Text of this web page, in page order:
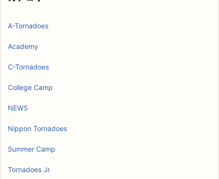
A-Tornadoes
Academy
C-Tornadoes
College Camp
NEWS
Nippon Tornadoes
Summer Camp
Tornadoes Jr.